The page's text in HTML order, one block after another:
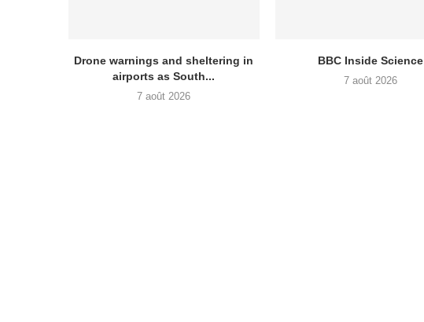
Drone warnings and sheltering in
airports as South...
7 août 2026
BBC Inside Science
7 août 2026